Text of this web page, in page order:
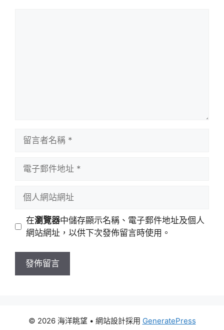
址
站
址
在瀏覽器中儲存顯示名稱、電子郵件地址及個人
網站網址，以供下次發佈留言時使用。
© 2026 海洋眺望• 網站設計採用 GeneratePress